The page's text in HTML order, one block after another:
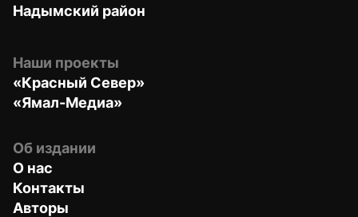
Надымский район
Наши проекты
«Красный Север»
«Ямал-Медиа»
Об издании
О нас
Контакты
Авторы